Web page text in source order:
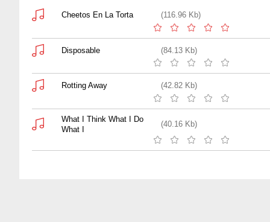
Cheetos En La Torta (116.96 Kb)
Disposable (84.13 Kb)
Rotting Away (42.82 Kb)
What I Think What I Do
What I
(40.16 Kb)